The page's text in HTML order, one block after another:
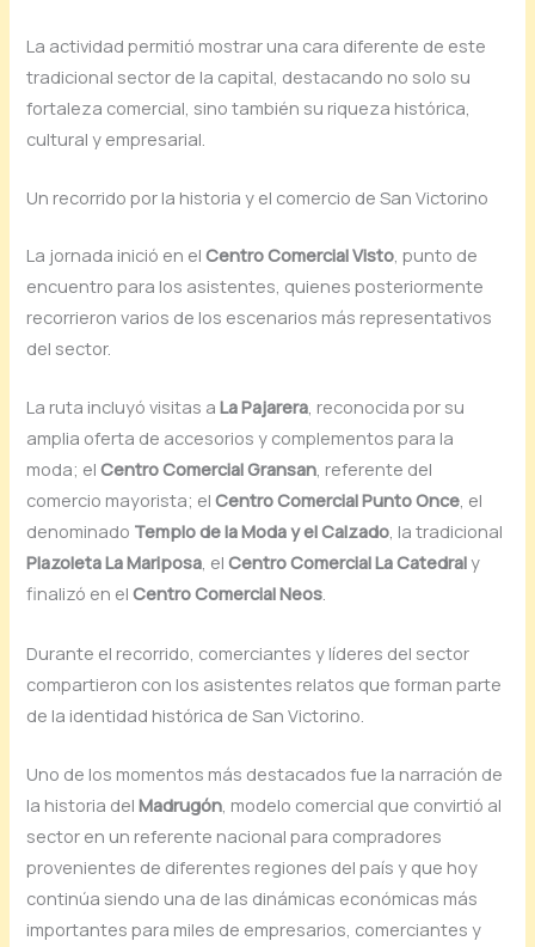
La actividad permitió mostrar una cara diferente de este
tradicional sector de la capital, destacando no solo su
fortaleza comercial, sino también su riqueza histórica,
cultural y empresarial.
Un recorrido por la historia y el comercio de San Victorino
La jornada inició en elCentro Comercial Visto, punto de
encuentro para los asistentes, quienes posteriormente
recorrieron varios de los escenarios más representativos
del sector.
La ruta incluyó visitas aLa Pajarera, reconocida por su
amplia oferta de accesorios y complementos para la
moda; elCentro Comercial Gransan, referente del
comercio mayorista; elCentro Comercial Punto Once, el
denominado Templo de la Moda y el Calzado, la tradicional
Plazoleta La Mariposa, elCentro Comercial La Catedraly
finalizó en elCentro Comercial Neos.
Durante el recorrido, comerciantes y líderes del sector
compartieron con los asistentes relatos que forman parte
de la identidad histórica de San Victorino.
Uno de los momentos más destacados fue la narración de
la historia delMadrugón, modelo comercial que convirtió al
sector en un referente nacional para compradores
provenientes de diferentes regiones del país y que hoy
continúa siendo una de las dinámicas económicas más
importantes para miles de empresarios, comerciantes y